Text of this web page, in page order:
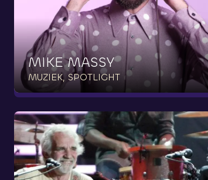
MIKE MASSY
MUZIEK, SPOTLIGHT